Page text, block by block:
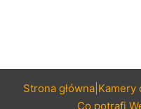
Strona główna Kamery
Co potrafi